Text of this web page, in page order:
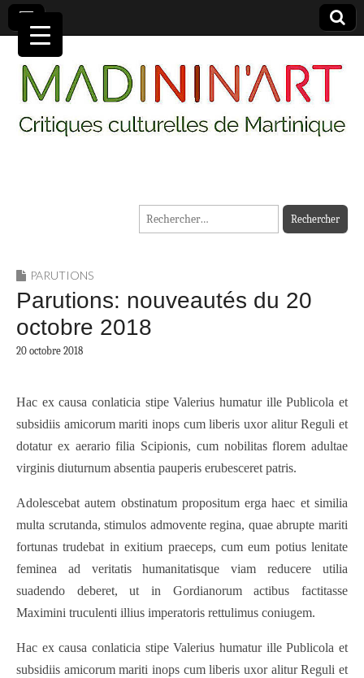
MADININ'ART
Rechercher :
PARUTIONS
Parutions: nouveautés du 20
octobre 2018
20 octobre 2018
Hac ex causa conlaticia stipe Valerius humatur ille Publicola et
subsidiis amicorum mariti inops cum liberis uxor alitur Reguli et
dotatur ex aerario filia Scipionis, cum nobilitas florem adultae
virginis diuturnum absentia pauperis erubesceret patris.
Adolescebat autem obstinatum propositum erga haec et similia
multa scrutanda, stimulos admovente regina, quae abrupte mariti
fortunas trudebat in exitium praeceps, cum eum potius lenitate
feminea ad veritatis humanitatisque viam reducere utilia
suadendo deberet, ut in Gordianorum actibus factitasse
Maximini truculenti illius imperatoris rettulimus coniugem.
Hac ex causa conlaticia stipe Valerius humatur ille Publicola et
subsidiis amicorum mariti inops cum liberis uxor alitur Reguli et